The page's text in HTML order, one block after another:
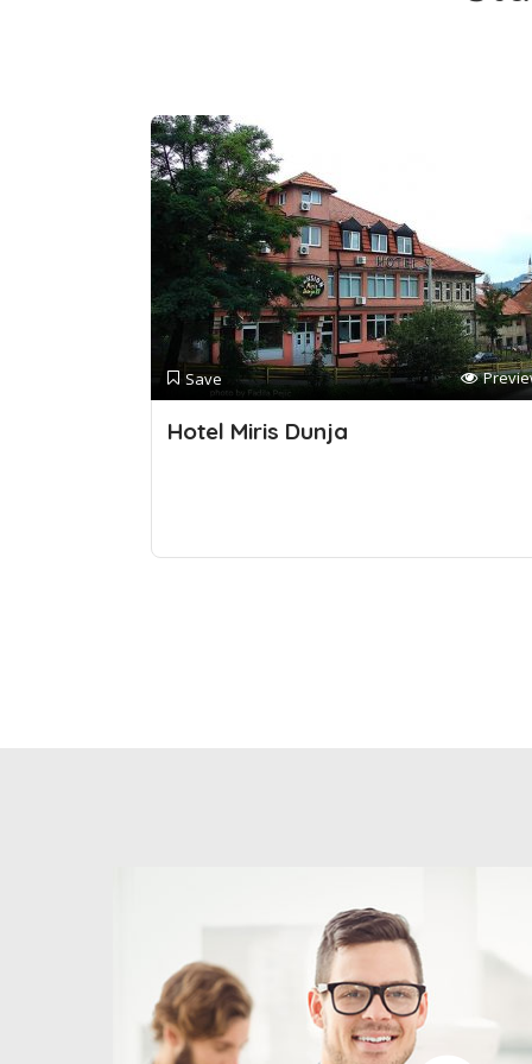
Save
Hotel Miris Dunja